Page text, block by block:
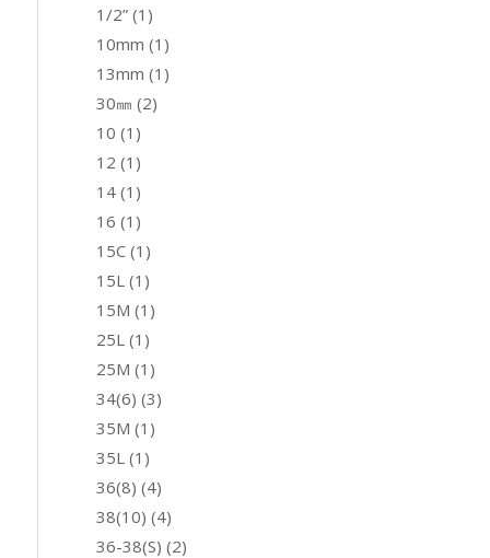
1/2” (1)
10mm (1)
13mm (1)
30㎜ (2)
10 (1)
12 (1)
14 (1)
16 (1)
15C (1)
15L (1)
15M (1)
25L (1)
25M (1)
34(6) (3)
35M (1)
35L (1)
36(8) (4)
38(10) (4)
36-38(S) (2)